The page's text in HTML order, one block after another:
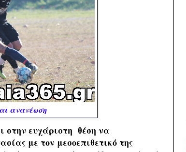
ανανέωση
ευχάριστη θέση να
με τον μεσοεπιθετικό της